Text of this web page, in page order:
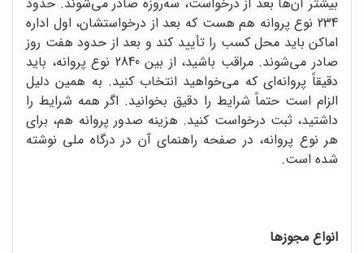
234 نوع پروانه هم هست که بعد از درخواستشان، اول اداره
اماکن باید محل کسب را تأیید کند و بعد از حدود هفت روز
صادر می‌شوند. مراقب باشید، از بین 2840 نوع پروانه، باید
دقیقاً پروانه‌ای که می‌خواهید انتخاب کنید. به همین دلیل
الزام است حتماً شرایط را دقیق بخوانید. اگر همه شرایط را
داشتید، ثبت درخواست کنید. هزینه صدور پروانه هم، برای
هر نوع پروانه، در صفحه راهنمای آن در درگاه ملی نوشته
شده است.
انواع مجوزها